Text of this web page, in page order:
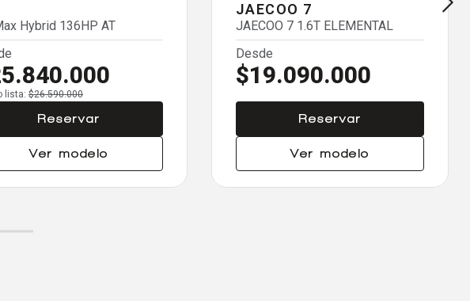
Hybrid 136HP AT
lista: $26.590.000
Reservar
Ver modelo
JAECOO 7
JAECOO 7 1.6T ELEMENTAL
Desde
$19.090.000
Reservar
Ver modelo